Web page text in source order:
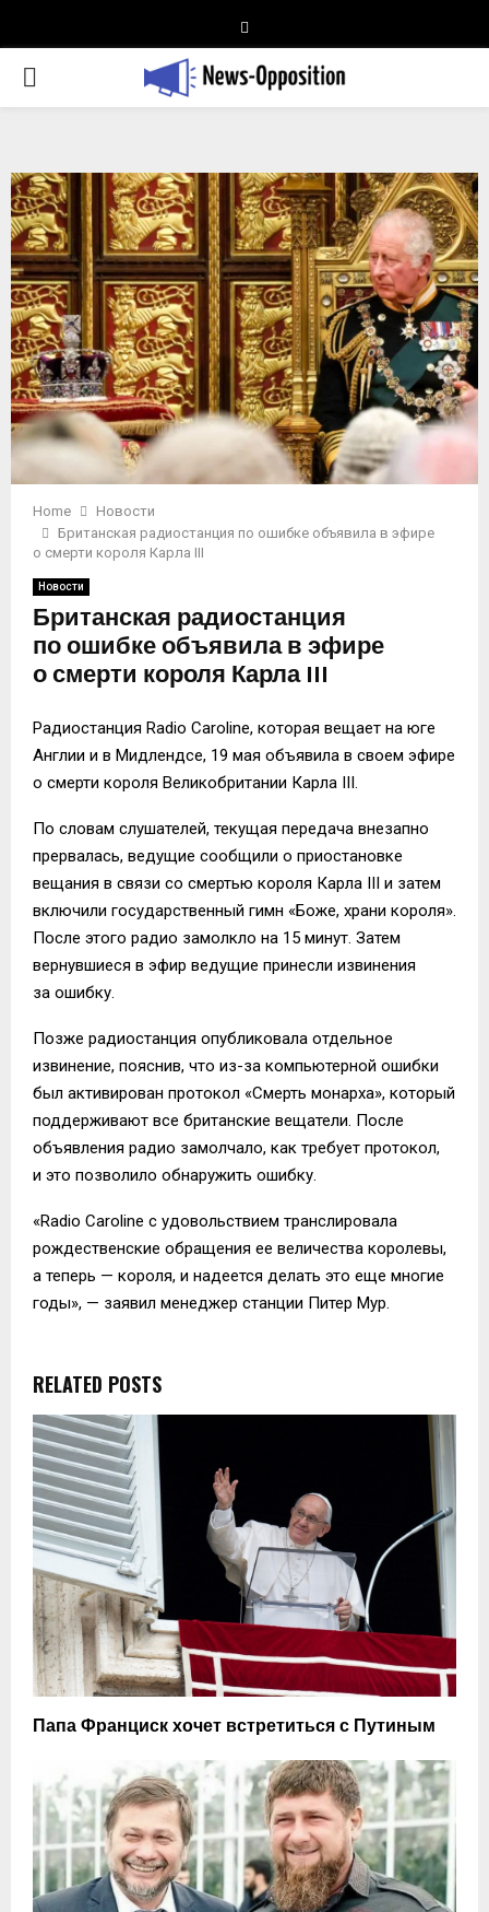
PRIMARY
Home
Новости
Британская радиостанция по ошибке объявила в эфире
о смерти короля Карла III
Новости
Британская радиостанция
по ошибке объявила в эфире
о смерти короля Карла III
Радиостанция Radio Caroline, которая вещает на юге
Англии и в Мидлендсе, 19 мая объявила в своем эфире
о смерти короля Великобритании Карла III.
По словам слушателей, текущая передача внезапно
прервалась, ведущие сообщили о приостановке
вещания в связи со смертью короля Карла III и затем
включили государственный гимн «Боже, храни короля».
После этого радио замолкло на 15 минут. Затем
вернувшиеся в эфир ведущие принесли извинения
за ошибку.
Позже радиостанция опубликовала отдельное
извинение, пояснив, что из-за компьютерной ошибки
был активирован протокол «Смерть монарха», который
поддерживают все британские вещатели. После
объявления радио замолчало, как требует протокол,
и это позволило обнаружить ошибку.
«Radio Caroline с удовольствием транслировала
рождественские обращения ее величества королевы,
а теперь — короля, и надеется делать это еще многие
годы», — заявил менеджер станции Питер Мур.
RELATED POSTS
Папа Франциск хочет встретиться с Путиным